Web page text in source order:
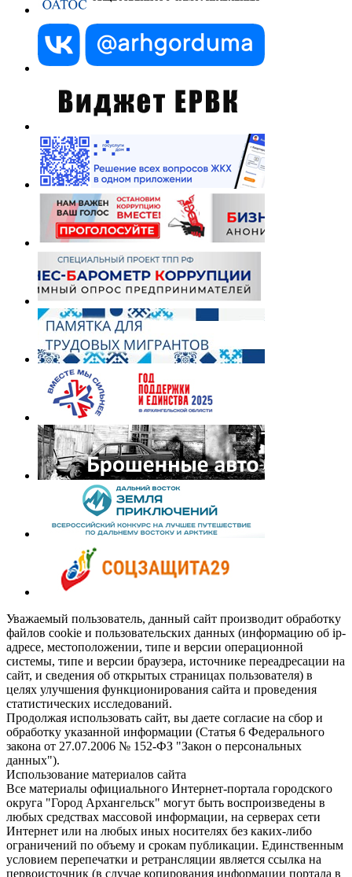
Уважаемый пользователь, данный сайт производит обработку
файлов cookie и пользовательских данных (информацию об ip-
адресе, местоположении, типе и версии операционной
системы, типе и версии браузера, источнике переадресации на
сайт, и сведения об открытых страницах пользователя) в
целях улучшения функционирования сайта и проведения
статистических исследований.
Продолжая использовать сайт, вы даете согласие на сбор и
обработку указанной информации (Статья 6 Федерального
закона от 27.07.2006 № 152-ФЗ "Закон о персональных
данных").
Использование материалов сайта
Все материалы официального Интернет-портала городского
округа "Город Архангельск" могут быть воспроизведены в
любых средствах массовой информации, на серверах сети
Интернет или на любых иных носителях без каких-либо
ограничений по объему и срокам публикации. Единственным
условием перепечатки и ретрансляции является ссылка на
первоисточник (в случае копирования информации портала в